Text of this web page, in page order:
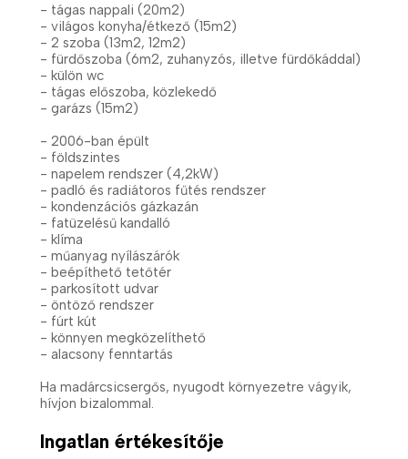
- tágas nappali (20m2)
- világos konyha/étkező (15m2)
- 2 szoba (13m2, 12m2)
- fürdőszoba (6m2, zuhanyzós, illetve fürdőkáddal)
- külön wc
- tágas előszoba, közlekedő
- garázs (15m2)
- 2006-ban épült
- földszintes
- napelem rendszer (4,2kW)
- padló és radiátoros fűtés rendszer
- kondenzációs gázkazán
- fatüzelésű kandalló
- klíma
- műanyag nyílászárók
- beépíthető tetőtér
- parkosított udvar
- öntöző rendszer
- fúrt kút
- könnyen megközelíthető
- alacsony fenntartás
Ha madárcsicsergős, nyugodt környezetre vágyik,
hívjon bizalommal.
Ingatlan értékesítője